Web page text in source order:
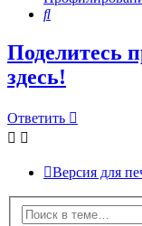
Поиск
Поделитесь
здесь!
Ответить
Версия для